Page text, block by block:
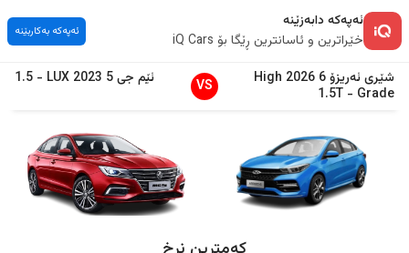
ئەپەکە دابەزێنە
خێراترین و ئاسانترین ڕێگا بۆ iQ Cars
ئەپەکە بەکاربێنە
شێری ئەریزۆ 6 2026
High
Grade
-
1.5T
VS ئێم جی5
2023
LUX
-
1.5